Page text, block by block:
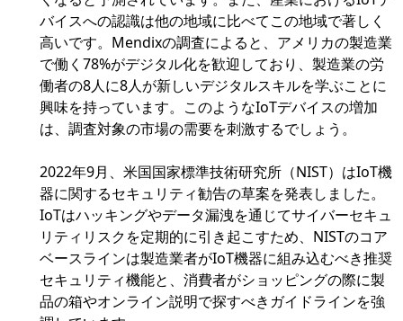
バイスへの認識は他の地域に比べてこの地域で著しく
高いです。Mendixの調査によると、アメリカの製造業
で働く78%がデジタル化を歓迎しており、製造業の労
働者の8人に8人が新しいデジタルスキルを学ぶことに
興味を持っています。このようなIoTデバイスの増加
は、調査対象の市場の需要を刺激するでしょう。
2022年9月、米国国家標準技術研究所（NIST）はIoT機
器に関するセキュリティ勧告の草案を発表しました。
IoTはハッキングやデータ漏洩を通じてサイバーセキュ
リティリスクを定期的に引き起こすため、NISTのコア
ベースラインは製造業者がIoT機器に組み込むべき推奨
セキュリティ機能と、消費者がショッピングの際に製
品の箱やオンライン説明で探すべきガイドラインを強